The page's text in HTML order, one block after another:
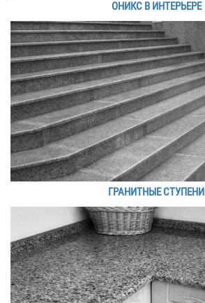
ОНИКС В ИНТЕРЬЕРЕ
ГРАНИТНЫЕ СТУПЕНИ